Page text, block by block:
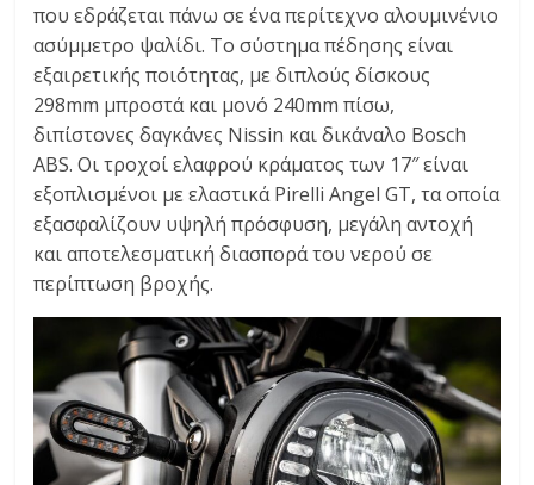
που εδράζεται πάνω σε ένα περίτεχνο αλουμινένιο
ασύμμετρο ψαλίδι. Το σύστημα πέδησης είναι
εξαιρετικής ποιότητας, με διπλούς δίσκους
298mm μπροστά και μονό 240mm πίσω,
διπίστονες δαγκάνες Nissin και δικάναλο Bosch
ABS. Οι τροχοί ελαφρού κράματος των 17″ είναι
εξοπλισμένοι με ελαστικά Pirelli Angel GT, τα οποία
εξασφαλίζουν υψηλή πρόσφυση, μεγάλη αντοχή
και αποτελεσματική διασπορά του νερού σε
περίπτωση βροχής.